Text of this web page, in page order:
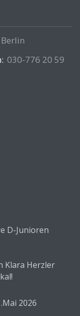
030-776 20 59
D-Junioren
Klara Herzler
2026